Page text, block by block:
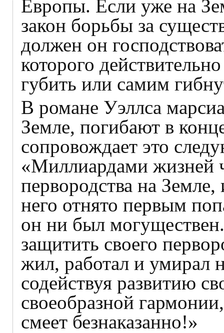
Европы. Если уже на
закон борьбы за
должен он
которого
губить или самим
В романе Уэллса
Земле, погибают в
сопровождает это
«Миллиардами жиз­ней
первородства на
него отнято первым
он ни был
защитить своего
жил, работал и умирал
содействуя развитию
своеобразной
смеет безнаказанно!»